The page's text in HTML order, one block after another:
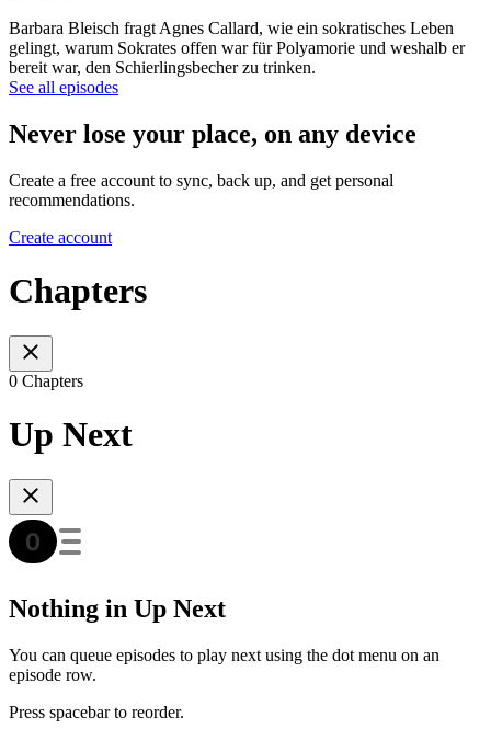
Barbara Bleisch fragt Agnes Callard, wie ein sokratisches Leben
gelingt, warum Sokrates offen war für Polyamorie und weshalb er
bereit war, den Schierlingsbecher zu trinken.
See all episodes
Never lose your place, on any device
Create a free account to sync, back up, and get personal
recommendations.
Create account
Chapters
0 Chapters
Up Next
Nothing in Up Next
You can queue episodes to play next using the dot menu on an
episode row.
Press spacebar to reorder.